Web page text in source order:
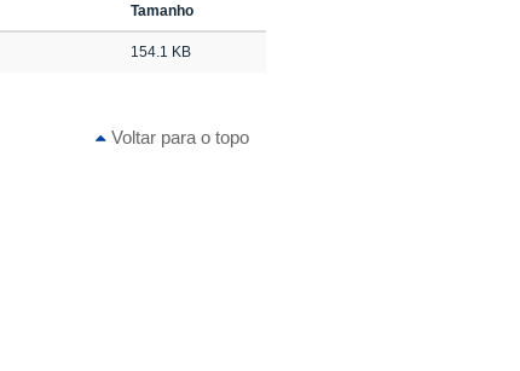
Tamanho
154.1 KB
Voltar para o topo